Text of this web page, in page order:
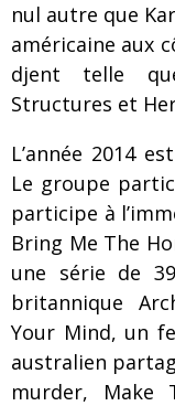
nul autre que
américaine aux
djent telle
Structures et
L’année 2014
Le groupe
participe à
Bring Me The
une série de
britannique
Your Mind, un
australien
murder, Make